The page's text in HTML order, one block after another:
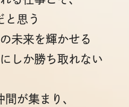
と思う
未来を輝かせる
しか勝ち取れない
が集まり、